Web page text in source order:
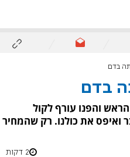
בדם
בדם
והפנו עורף לקול
ה-7 באוקטובר ואיפס את כולנו. רק שהמחיר
2 דקות